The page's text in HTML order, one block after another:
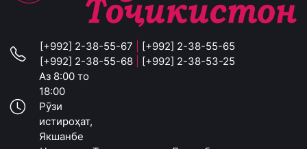
[+992] 2-38-55-67
[+992] 2-38-55-65
[+992] 2-38-55-68
[+992] 2-38-53-25
Аз 8:00 то
18:00
Рӯзи
истироҳат,
Якшанбе